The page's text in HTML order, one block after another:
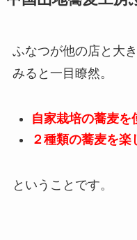
ふなつが他の店と大
みると一目瞭然。
自家栽培の蕎麦を
２種類の蕎麦を楽
ということです。